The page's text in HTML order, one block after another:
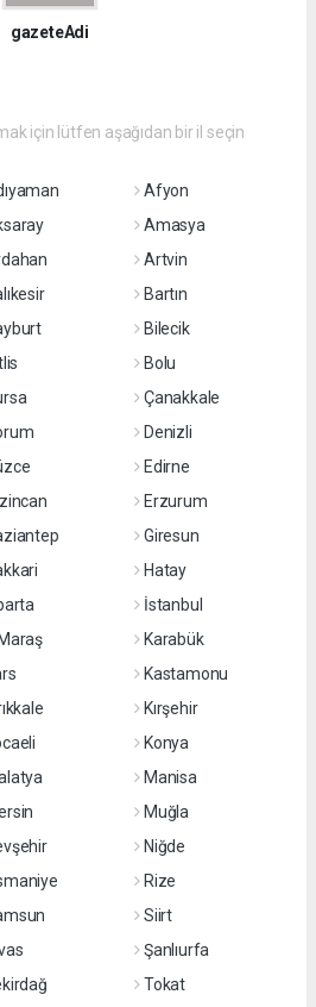
gazeteAdi
için lütfen aşağıdan bir il seçin
Afyon
Amasya
Artvin
Bartın
Bilecik
Bolu
Çanakkale
Denizli
Edirne
Erzurum
Giresun
Hatay
İstanbul
Karabük
Kastamonu
Kırşehir
Konya
Manisa
Muğla
Niğde
Rize
Siirt
Şanlıurfa
Tokat